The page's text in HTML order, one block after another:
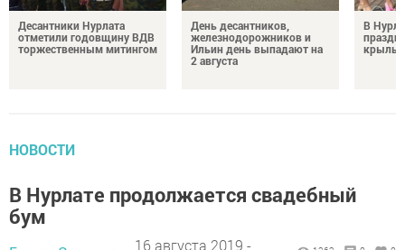
Десантники Нурлата
отметили годовщину ВДВ
торжественным митингом
День десантников,
железнодорожников и
Ильин день выпадают на
2 августа
В
НОВОСТИ
В Нурлате продолжается свадебный
бум
16 августа 2019 -